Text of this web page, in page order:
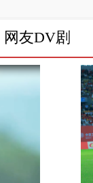
展现强大韧性和活力
网友DV剧